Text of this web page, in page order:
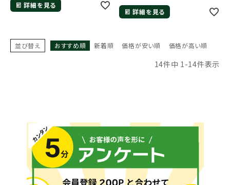
詳細を見る
詳細を見る
並び替え おすすめ順 新着順 価格が安い順 価格が高い順
14件中 1-14件表示